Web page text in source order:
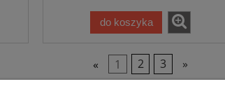
do koszyka
« 1 2 3 »